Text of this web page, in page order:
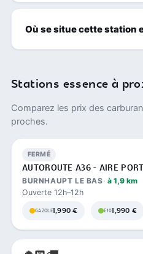
Où se situe cette station
Stations essence à
Comparez les prix des
proches.
FERMÉ
AUTOROUTE A36 - AIRE
BURNHAUPT LE BAS à 1,9 km
Ouverte 12h–12h
GAZOLE1,990 € E101,990 €